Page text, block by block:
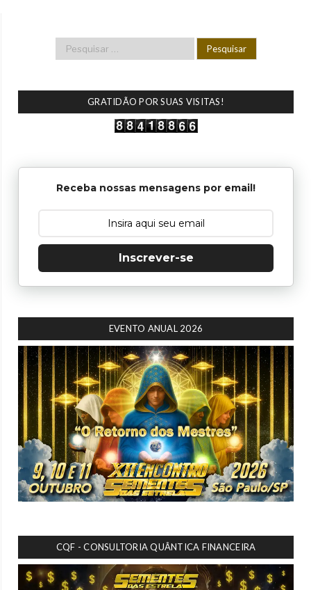
GRATIDÃO POR SUAS VISITAS!
Receba nossas mensagens por email!
Inscrever-se
EVENTO ANUAL 2026
CQF - CONSULTORIA QUÂNTICA FINANCEIRA